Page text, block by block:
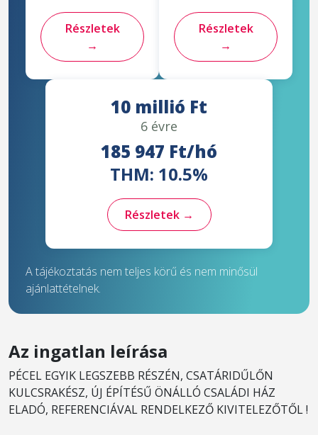
Részletek
→
Részletek
→
10 millió Ft
6 évre
185 947 Ft/hó
THM: 10.5%
Részletek →
A tájékoztatás nem teljes körű és nem minősül
ajánlattételnek.
Az ingatlan leírása
PÉCEL EGYIK LEGSZEBB RÉSZÉN, CSATÁRIDŰLŐN
KULCSRAKÉSZ, ÚJ ÉPÍTÉSŰ ÖNÁLLÓ CSALÁDI HÁZ
ELADÓ, REFERENCIÁVAL RENDELKEZŐ KIVITELEZŐTŐL !